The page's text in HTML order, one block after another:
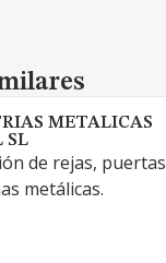
METALICAS
SL
de rejas, puertas
metálicas.